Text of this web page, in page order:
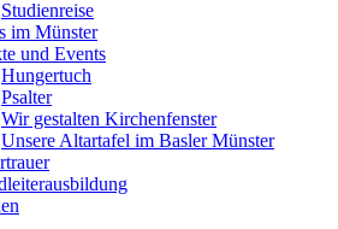
Studienreise
im Münster
und Events
Hungertuch
Psalter
Wir gestalten Kirchenfenster
Unsere Altartafel im Basler Münster